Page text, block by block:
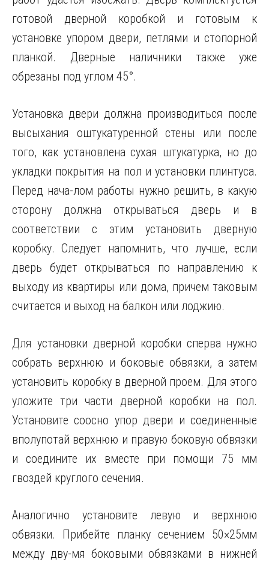
готовой дверной коробкой и готовым к
установке упором двери, петлями и стопорной
планкой. Дверные наличники также уже
обрезаны под углом 45°.
Установка двери должна производиться после
высыхания оштукатуренной стены или после
того, как установлена сухая штукатурка, но до
укладки покрытия на пол и установки плинтуса.
Перед нача-лом работы нужно решить, в какую
сторону должна открываться дверь и в
соответствии с этим установить дверную
коробку. Следует напомнить, что лучше, если
дверь будет открываться по направлению к
выходу из квартиры или дома, причем таковым
считается и выход на балкон или лоджию.
Для установки дверной коробки сперва нужно
собрать верхнюю и боковые обвязки, а затем
установить коробку в дверной проем. Для этого
уложите три части дверной коробки на пол.
Установите соосно упор двери и соединенные
вполупотай верхнюю и правую боковую обвязки
и соедините их вместе при помощи 75 мм
гвоздей круглого сечения.
Аналогично установите левую и верхнюю
обвязки. Прибейте планку сечением 50×25мм
между дву-мя боковыми обвязками в нижней